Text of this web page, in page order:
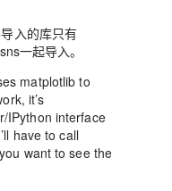
入的库只有
一起导入。
matplotlib to
it’s
IPython interface
have to call
want to see the